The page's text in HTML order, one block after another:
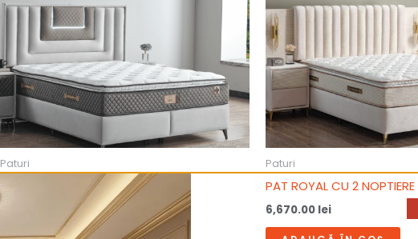
Paturi Paturi
PAT ROYAL CU 2 NOPTIERE
6,670.00 lei